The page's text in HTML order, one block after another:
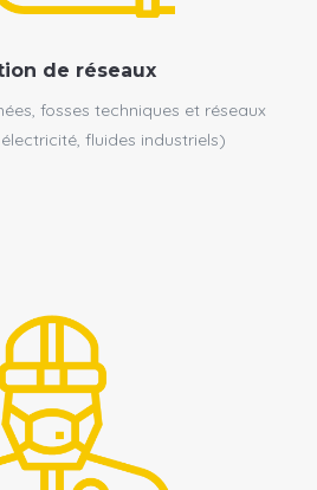
de réseaux
fosses techniques et réseaux
fluides industriels)